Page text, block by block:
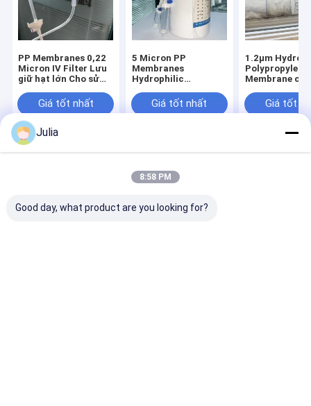
PP Membranes 0,22
Micron IV Filter Lưu
giữ hạt lớn Cho sử
thí nghiệm
Giá tốt nhất
5 Micron PP
Membranes
Hydrophilic
Membrane Filter
Giá tốt nhất
1.2μm
Membrane
Giá tốt
Nhà
Desktop Site
Sơ đồ trang web
Chính sách bảo mật
Reserved.
Julia
8:58 PM
Good day, what product are you looking for?